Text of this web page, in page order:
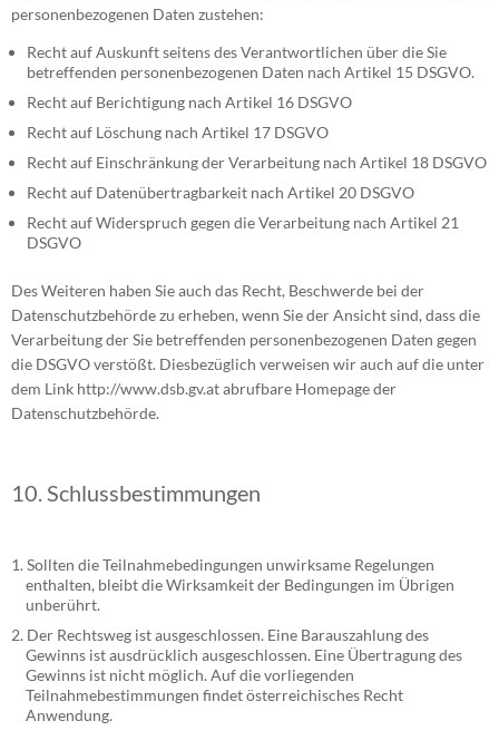
personenbezogenen Daten zustehen:
Recht auf Auskunft seitens des Verantwortlichen über die Sie
betreffenden personenbezogenen Daten nach Artikel 15 DSGVO.
Recht auf Berichtigung nach Artikel 16 DSGVO
Recht auf Löschung nach Artikel 17 DSGVO
Recht auf Einschränkung der Verarbeitung nach Artikel 18 DSGVO
Recht auf Datenübertragbarkeit nach Artikel 20 DSGVO
Recht auf Widerspruch gegen die Verarbeitung nach Artikel 21
DSGVO
Des Weiteren haben Sie auch das Recht, Beschwerde bei der
Datenschutzbehörde zu erheben, wenn Sie der Ansicht sind, dass die
Verarbeitung der Sie betreffenden personenbezogenen Daten gegen
die DSGVO verstößt. Diesbezüglich verweisen wir auch auf die unter
dem Link http://www.dsb.gv.at abrufbare Homepage der
Datenschutzbehörde.
10. Schlussbestimmungen
Sollten die Teilnahmebedingungen unwirksame Regelungen
enthalten, bleibt die Wirksamkeit der Bedingungen im Übrigen
unberührt.
Der Rechtsweg ist ausgeschlossen. Eine Barauszahlung des
Gewinns ist ausdrücklich ausgeschlossen. Eine Übertragung des
Gewinns ist nicht möglich. Auf die vorliegenden
Teilnahmebestimmungen findet österreichisches Recht
Anwendung.